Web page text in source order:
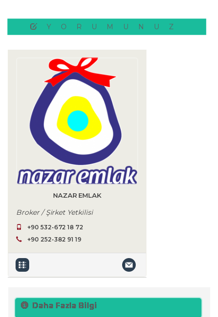
YORUMUNUZ
NAZAR EMLAK
Broker / Şirket Yetkilisi
+90 532-672 18 72
+90 252-382 91 19
Daha Fazla Bilgi